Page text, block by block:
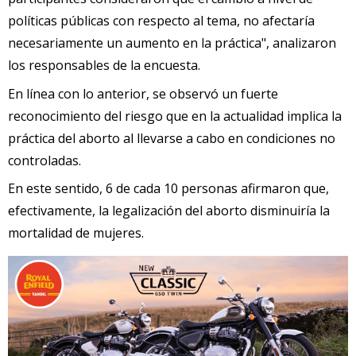
políticas públicas con respecto al tema, no afectaría
necesariamente un aumento en la práctica", analizaron
los responsables de la encuesta.
En línea con lo anterior, se observó un fuerte
reconocimiento del riesgo que en la actualidad implica la
práctica del aborto al llevarse a cabo en condiciones no
controladas.
En este sentido, 6 de cada 10 personas afirmaron que,
efectivamente, la legalización del aborto disminuiría la
mortalidad de mujeres.